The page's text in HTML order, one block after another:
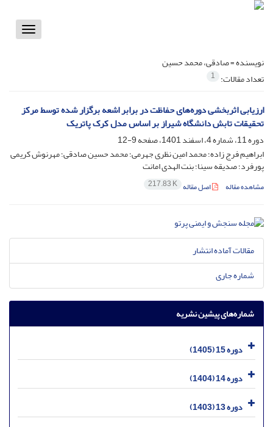
Toggle
نویسنده =صادقی، محمد حسین
تعداد مقالات: 1
ارزیابی اثربخشی دوره‌های حفاظت در برابر اشعه برگزار شده توسط مرکز
تحقیقات تابش دانشگاه شیراز بر اساس مدل کرک پاتریک
دوره 11، شماره 4، اسفند 1401، صفحه
9-12
ابراهیم فرج زاده؛ محمد امین نظری جهرمی؛ محمد حسین صادقی؛ مهرنوش کریمی
پورفرد؛ صدیقه سینا؛ بنت الهدی امانت
مشاهده مقاله اصل مقاله 217.83 K
مقالات آماده انتشار
شماره جاری
شماره‌های پیشین نشریه
دوره 15 (1405)
دوره 14 (1404)
دوره 13 (1403)